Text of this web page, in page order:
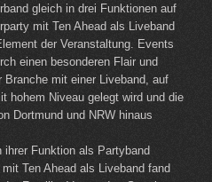
gleich in drei Funktionen auf
mit Ten Ahead als Liveband
der Veranstaltung. Events
einen besonderen Flair und
Branche mit einer Liveband, auf
hohem Niveau gelegt wird und die
Dortmund und NRW hinaus
ihrer Funktion als Partyband
Ten Ahead als Liveband fand